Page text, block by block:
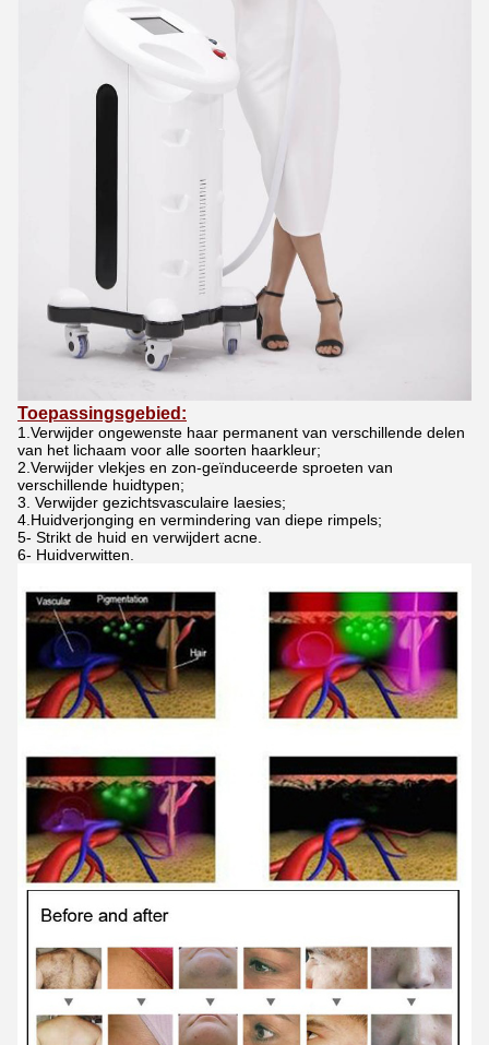
Toepassingsgebied:
1.Verwijder ongewenste haar permanent van verschillende delen
van het lichaam voor alle soorten haarkleur;
2.Verwijder vlekjes en zon-geïnduceerde sproeten van
verschillende huidtypen;
3. Verwijder gezichtsvasculaire laesies;
4.Huidverjonging en vermindering van diepe rimpels;
5- Strikt de huid en verwijdert acne.
6- Huidverwitten.